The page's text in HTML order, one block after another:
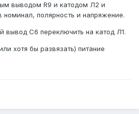
выводом R9 и катодом Л2 и
номинал, полярность и напряжение.
вывод C6 переключить на катод Л1.
хотя бы развязать) питание